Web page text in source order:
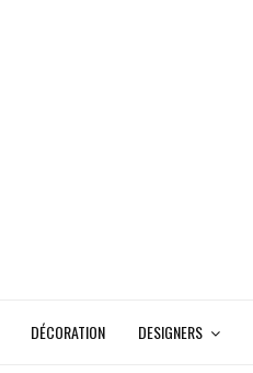
DÉCORATION DESIGNERS